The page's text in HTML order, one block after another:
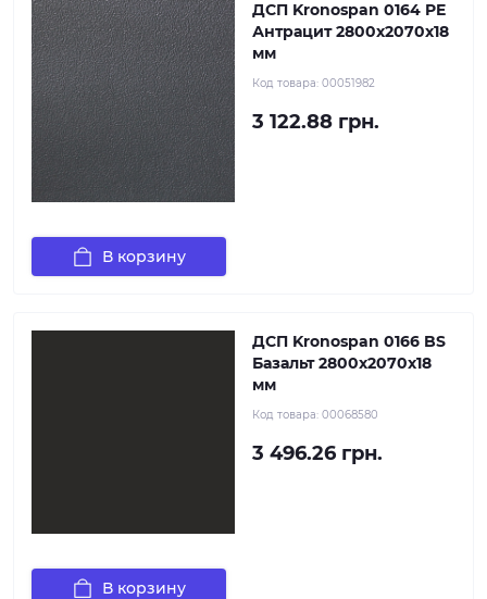
ДСП Kronospan 0164 PE
Антрацит 2800x2070х18
мм
Код товара: 00051982
3 122.88 грн.
В корзину
ДСП Kronospan 0166 BS
Базальт 2800x2070x18
мм
Код товара: 00068580
3 496.26 грн.
В корзину